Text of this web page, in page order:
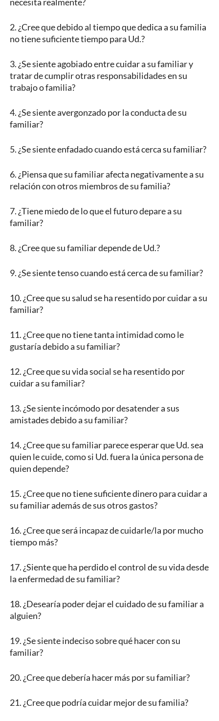
2. ¿Cree que debido al tiempo que dedica a su familia
no tiene suficiente tiempo para Ud.?
3. ¿Se siente agobiado entre cuidar a su familiar y
tratar de cumplir otras responsabilidades en su
trabajo o familia?
4. ¿Se siente avergonzado por la conducta de su
familiar?
5. ¿Se siente enfadado cuando está cerca su familiar?
6. ¿Piensa que su familiar afecta negativamente a su
relación con otros miembros de su familia?
7. ¿Tiene miedo de lo que el futuro depare a su
familiar?
8. ¿Cree que su familiar depende de Ud.?
9. ¿Se siente tenso cuando está cerca de su familiar?
10. ¿Cree que su salud se ha resentido por cuidar a su
familiar?
11. ¿Cree que no tiene tanta intimidad como le
gustaría debido a su familiar?
12. ¿Cree que su vida social se ha resentido por
cuidar a su familiar?
13. ¿Se siente incómodo por desatender a sus
amistades debido a su familiar?
14. ¿Cree que su familiar parece esperar que Ud. sea
quien le cuide, como si Ud. fuera la única persona de
quien depende?
15. ¿Cree que no tiene suficiente dinero para cuidar a
su familiar además de sus otros gastos?
16. ¿Cree que será incapaz de cuidarle/la por mucho
tiempo más?
17. ¿Siente que ha perdido el control de su vida desde
la enfermedad de su familiar?
18. ¿Desearía poder dejar el cuidado de su familiar a
alguien?
19. ¿Se siente indeciso sobre qué hacer con su
familiar?
20. ¿Cree que debería hacer más por su familiar?
21. ¿Cree que podría cuidar mejor de su familia?